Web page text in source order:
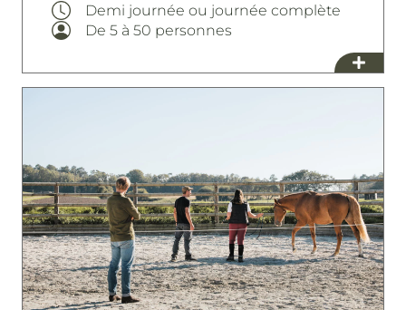
Demi journée ou journée complète
De 5 à 50 personnes